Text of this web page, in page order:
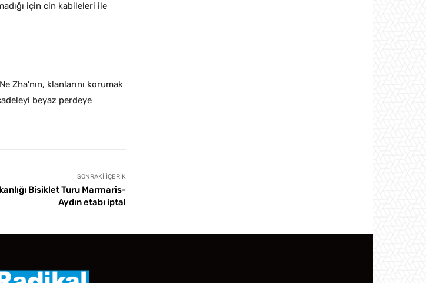
için cin kabileleri ile
Zha’nın, klanlarını korumak
beyaz perdeye
SONRAKI İÇERIK
Bisiklet Turu Marmaris-
Aydın etabı iptal